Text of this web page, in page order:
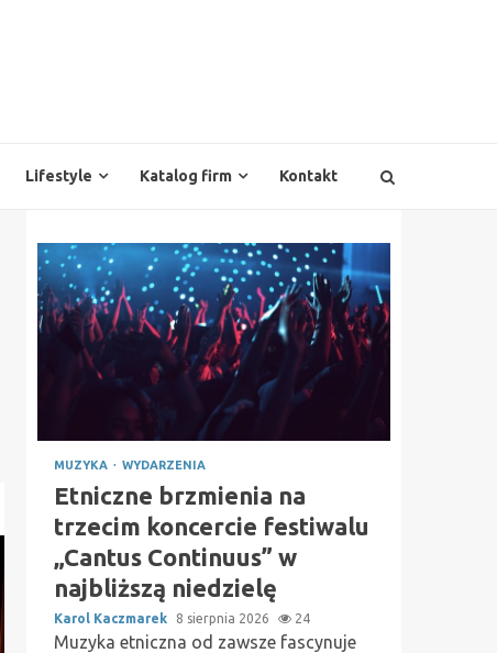
Lifestyle Katalog firm Kontakt
MUZYKA WYDARZENIA
Etniczne brzmienia na
trzecim koncercie festiwalu
„Cantus Continuus” w
najbliższą niedzielę
Karol Kaczmarek 8 sierpnia 2026 24
Muzyka etniczna od zawsze fascynuje